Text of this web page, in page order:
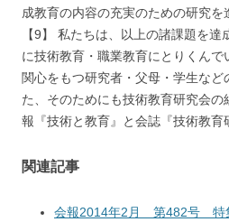
成教育の内容の充実のための研究を
【9】 私たちは、以上の諸課題を
に技術教育・職業教育にとりくんで
関心をもつ研究者・父母・学生など
た、そのためにも技術教育研究会
報『技術と教育』と会誌『技術教育
関連記事
会報2014年2月 第482号 特